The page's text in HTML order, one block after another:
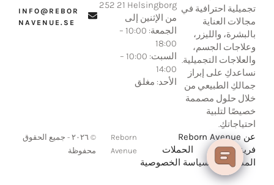
يقدم Reborn
Avenue علاجات
تجميلية احترافية في
مجالات العناية
بالبشرة، والليزر،
وعلاجات الجسم،
والعلاجات التجميلية.
نساعدكِ على إبراز
جمالكِ الطبيعي من
خلال حلول مصممة
خصيصًا لتلبية
احتياجاتكِ.
عنوان
Reborn Avenue
Drottninggatan 74
‪252 21 Helsingborg‬
من الإثنين إلى
18:00
اتصال
‪072-029 53
عن Reborn Avenue